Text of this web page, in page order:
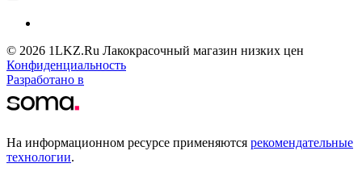
© 2026 1LKZ.Ru Лакокрасочный магазин низких цен
Конфиденциальность
Разработано в
На информационном ресурсе применяются рекомендательные
технологии.